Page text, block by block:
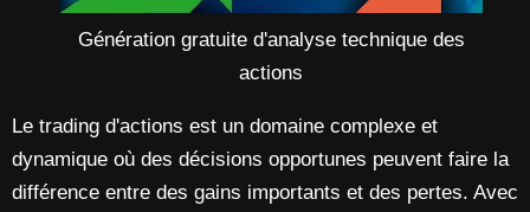
Génération gratuite d'analyse technique des
actions
Le trading d'actions est un domaine complexe et
dynamique où des décisions opportunes peuvent faire la
différence entre des gains importants et des pertes. Avec